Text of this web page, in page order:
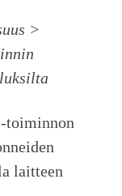
>
toiminnon
laitteen